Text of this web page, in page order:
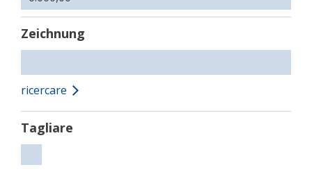
Zeichnung
ricercare
Tagliare